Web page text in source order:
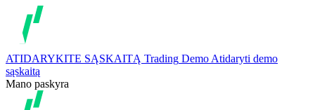
ATIDARYKITE SĄSKAITĄ Trading Demo Atidaryti demo
sąskaitą
Mano paskyra